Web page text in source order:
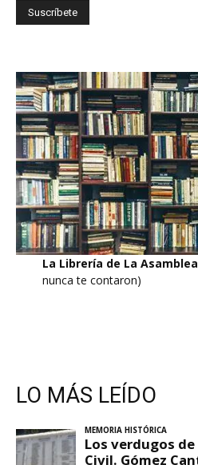
La Librería de La Asamblea
nunca te contaron)
LO MÁS LEÍDO